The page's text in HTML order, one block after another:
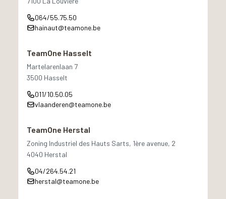
064/55.75.50
hainaut@teamone.be
TeamOne Hasselt
Martelarenlaan 7
3500 Hasselt
011/10.50.05
vlaanderen@teamone.be
TeamOne Herstal
Zoning Industriel des Hauts Sarts, 1ère avenue, 2
4040 Herstal
04/264.54.21
herstal@teamone.be